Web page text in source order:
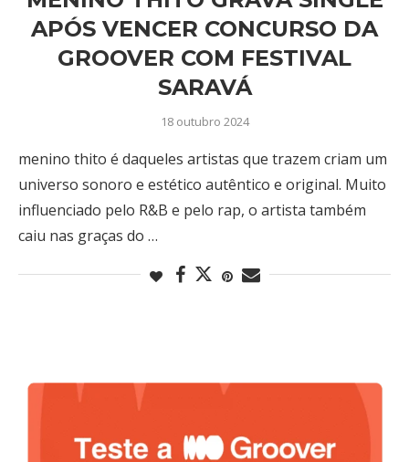
APÓS VENCER CONCURSO DA
GROOVER COM FESTIVAL
SARAVÁ
18 outubro 2024
menino thito é daqueles artistas que trazem criam um
universo sonoro e estético autêntico e original. Muito
influenciado pelo R&B e pelo rap, o artista também
caiu nas graças do …